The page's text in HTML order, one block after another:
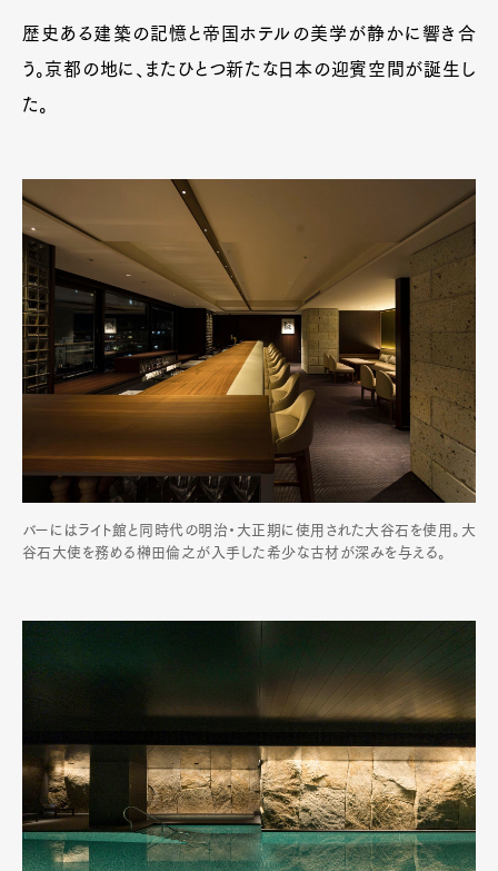
歴史ある建築の記憶と帝国ホテルの美学が静かに響き合
う。京都の地に、またひとつ新たな日本の迎賓空間が誕生し
た。
バーにはライト館と同時代の明治・大正期に使用された大谷石を使用。大
谷石大使を務める榊田倫之が入手した希少な古材が深みを与える。